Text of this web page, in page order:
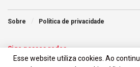
Sobre Política de privacidade
Siga nossas redes
Esse website utiliza cookies. Ao